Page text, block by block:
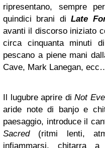
ripresentano, sempre
quindici brani diLate
avanti il discorso iniziato
circa cinquanta minuti
pescano a piene mani
Cave, Mark Lanegan,
Il lugubre aprire diNot
aride note di banjo e
paesaggio, introduce il
Sacred(ritmi lenti,
infiammarsi, chitarra